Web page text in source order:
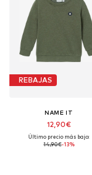
REBAJAS
NAME IT
12,90€
Último precio más bajo:
14,90€-13%